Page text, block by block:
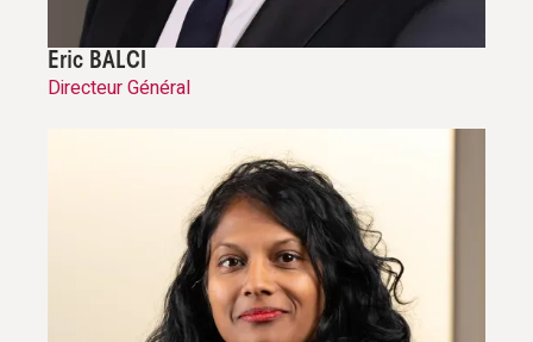
Eric BALCI
Directeur Général